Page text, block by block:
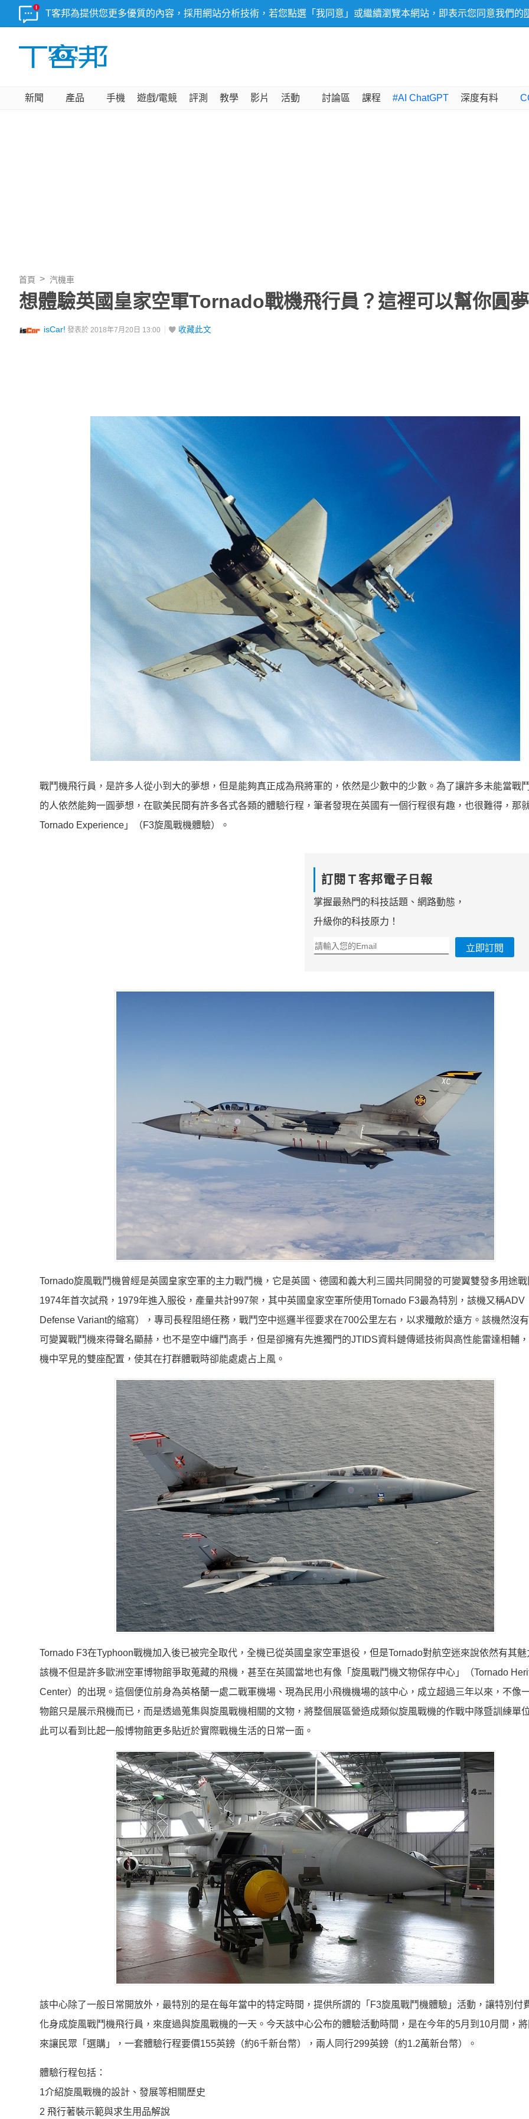
T客邦為提供您更多優質的內容，採用網站分析技術，若您點選「我同意」或繼續瀏覽本網站，即表示您同意我們的
新聞 產品 手機 遊戲/電競 評測 教學 影片 活動 討論區 課程 #AI ChatGPT 深度有料
首頁 汽機車
想體驗英國皇家空軍Tornado戰機飛行員？這裡可以幫你圓夢
isCar! 發表於 2018年7月20日 13:00 收藏此文
戰鬥機飛行員，是許多人從小到大的夢想，但是能夠真正成為飛將軍的，依然是少數中的少數。為了讓許多未能當戰
的人依然能夠一圓夢想，在歐美民間有許多各式各類的體驗行程，筆者發現在英國有一個行程很有趣，也很難得，那
Tornado Experience」（F3旋風戰機體驗）。
訂閱Ｔ客邦電子日報
掌握最熱門的科技話題、網路動態，
升級你的科技原力！
立即訂閱
Tornado旋風戰鬥機曾經是英國皇家空軍的主力戰鬥機，它是英國、德國和義大利三國共同開發的可變翼雙發多用途
1974年首次試飛，1979年進入服役，產量共計997架，其中英國皇家空軍所使用Tornado F3最為特別，該機又稱ADV
Defense Variant的縮寫），專司長程阻絕任務，戰鬥空中巡邏半徑要求在700公里左右，以求殲敵於遠方。該機然沒
可變翼戰鬥機來得聲名顯赫，也不是空中纏鬥高手，但是卻擁有先進獨門的JTIDS資料鏈傳遞技術與高性能雷達相輔
機中罕見的雙座配置，使其在打群體戰時卻能處處占上風。
Tornado F3在Typhoon戰機加入後已被完全取代，全機已從英國皇家空軍退役，但是Tornado對航空迷來說依然有其
該機不但是許多歐洲空軍博物館爭取蒐藏的飛機，甚至在英國當地也有像「旋風戰鬥機文物保存中心」（Tornado
Center）的出現。這個便位前身為英格蘭一處二戰軍機場、現為民用小飛機機場的該中心，成立超過三年以來，不像
物館只是展示飛機而已，而是透過蒐集與旋風戰機相關的文物，將整個展區營造成類似旋風戰機的作戰中隊暨訓練單
此可以看到比起一般博物館更多貼近於實際戰機生活的日常一面。
該中心除了一般日常開放外，最特別的是在每年當中的特定時間，提供所謂的「F3旋風戰鬥機體驗」活動，讓特別付
化身成旋風戰鬥機飛行員，來度過與旋風戰機的一天。今天該中心公布的體驗活動時間，是在今年的5月到10月間，
來讓民眾「選購」，一套體驗行程要價155英鎊（約6千新台幣），兩人同行299英鎊（約1.2萬新台幣）。
體驗行程包括：
1介紹旋風戰機的設計、發展等相關歷史
2 飛行著裝示範與求生用品解說